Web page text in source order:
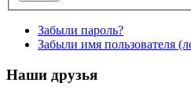
Забыли пароль?
Забыли имя пользователя
Наши друзья